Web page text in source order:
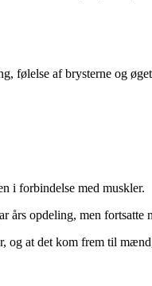
følelse af brysterne og
i forbindelse med muskler.
opdeling, men fortsatte
og at det kom frem til